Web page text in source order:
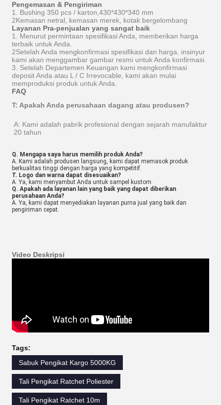
Pengemasan & Pengiriman
1. Bushing 350 pcs / karton, 430*430*340 mm
2Kemasan netral, kemasan merek, kotak bergelombang
Layanan Pra-penjualan yang sangat baik
1. Menurut permintaan spesifikasi Anda, memberikan harga
terbaik untuk Anda.
2Setelah Anda mengkonfirmasi spesifikasi dan harga, insinyur
kami akan menggambar gambar resmi untuk Anda konfirmasi.
3. Setelah Departemen Keuangan kami mengkonfirmasi
deposit Anda atau L / C Irrevocable, kami akan mulai
memproduksi produk untuk Anda.
FAQ
T: Apakah Anda perusahaan dagang atau produsen?
A: Kami adalah pabrik profesional dengan sejarah manufaktur
20 tahun
Q. Mengapa saya harus memilih produk Anda?
A. Kami adalah produsen langsung, kami dapat memasok produk
berkualitas tinggi dengan harga yang kompetitif.
T. Logo dan warna dapat disesuaikan?
A. Ya, kami menyambut Anda untuk sampel kustom.
Q. Apakah ada layanan lain yang baik yang dapat diberikan
perusahaan Anda?
A. Ya, kami dapat menyediakan layanan purna jual yang baik dan
pengiriman cepat.
Video Deskripsi
Tags:
Sabuk Pengikat Kargo 5000KG
Tali Pengikat Ratchet Poliester
Tali Pengikat Ratchet 10m